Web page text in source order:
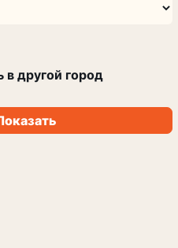
другой город